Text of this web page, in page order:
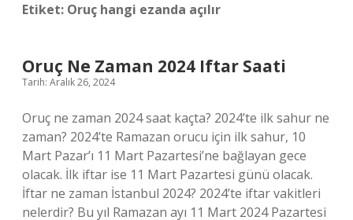
Etiket: Oruç hangi ezanda açılır
Oruç Ne Zaman 2024 Iftar Saati
Tarih: Aralık 26, 2024
Oruç ne zaman 2024 saat kaçta? 2024’te ilk sahur ne
zaman? 2024’te Ramazan orucu için ilk sahur, 10
Mart Pazar’ı 11 Mart Pazartesi’ne bağlayan gece
olacak. İlk iftar ise 11 Mart Pazartesi günü olacak.
İftar ne zaman İstanbul 2024? 2024’te iftar vakitleri
nelerdir? Bu yıl Ramazan ayı 11 Mart 2024 Pazartesi